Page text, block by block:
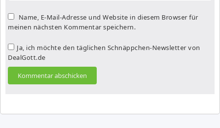
Name, E-Mail-Adresse und Website in diesem Browser für
meinen nächsten Kommentar speichern.
Ja, ich möchte den täglichen Schnäppchen-Newsletter von
DealGott.de